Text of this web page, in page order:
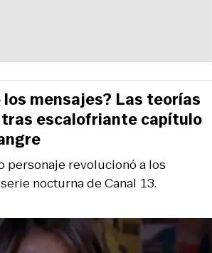
personaje revolucionó a los
nocturna de Canal 13.
los mensajes? Las teorías
escalofriante capítulo